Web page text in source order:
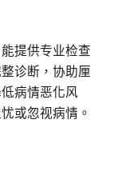
提供专业检查
诊断，协助厘
病情恶化风
或忽视病情。